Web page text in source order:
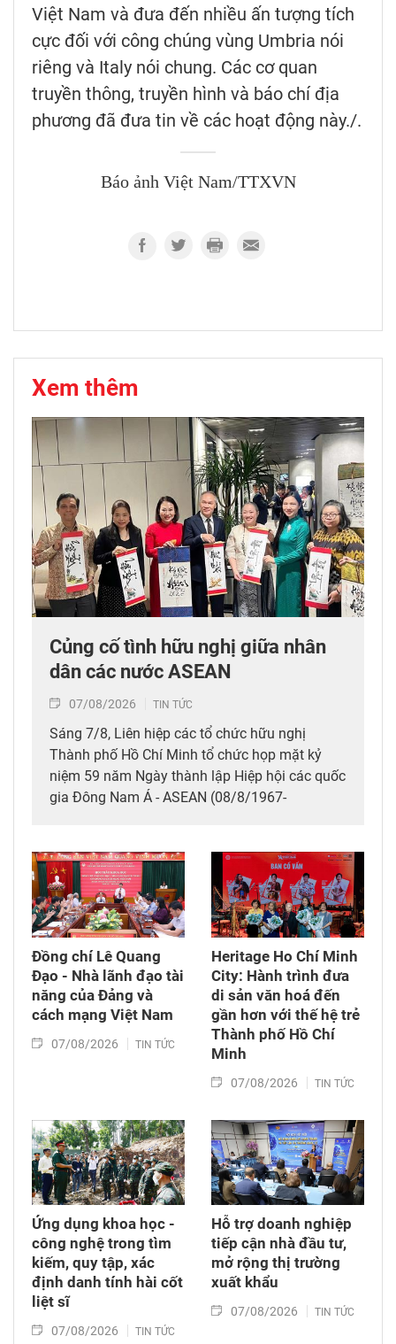
Việt Nam và đưa đến nhiều ấn tượng tích
cực đối với công chúng vùng Umbria nói
riêng và Italy nói chung. Các cơ quan
truyền thông, truyền hình và báo chí địa
phương đã đưa tin về các hoạt động này./.
Báo ảnh Việt Nam/TTXVN
Xem thêm
Củng cố tình hữu nghị giữa nhân
dân các nước ASEAN
07/08/2026 TIN TỨC
Sáng 7/8, Liên hiệp các tổ chức hữu nghị
Thành phố Hồ Chí Minh tổ chức họp mặt kỷ
niệm 59 năm Ngày thành lập Hiệp hội các quốc
gia Đông Nam Á - ASEAN (08/8/1967-
Đồng chí Lê Quang
Đạo - Nhà lãnh đạo tài
năng của Đảng và
cách mạng Việt Nam​
07/08/2026 TIN TỨC
Heritage Ho Chí Minh
City: Hành trình đưa
di sản văn hoá đến
gần hơn với thế hệ trẻ
Thành phố Hồ Chí
Minh
07/08/2026 TIN TỨC
Ứng dụng khoa học -
công nghệ trong tìm
kiếm, quy tập, xác
định danh tính hài cốt
liệt sĩ
07/08/2026 TIN TỨC
Hỗ trợ doanh nghiệp
tiếp cận nhà đầu tư,
mở rộng thị trường
xuất khẩu
07/08/2026 TIN TỨC